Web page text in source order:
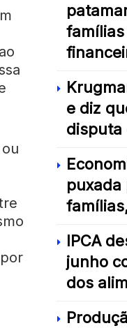
e diz
disputa
puxada
IPCA
junho
dos